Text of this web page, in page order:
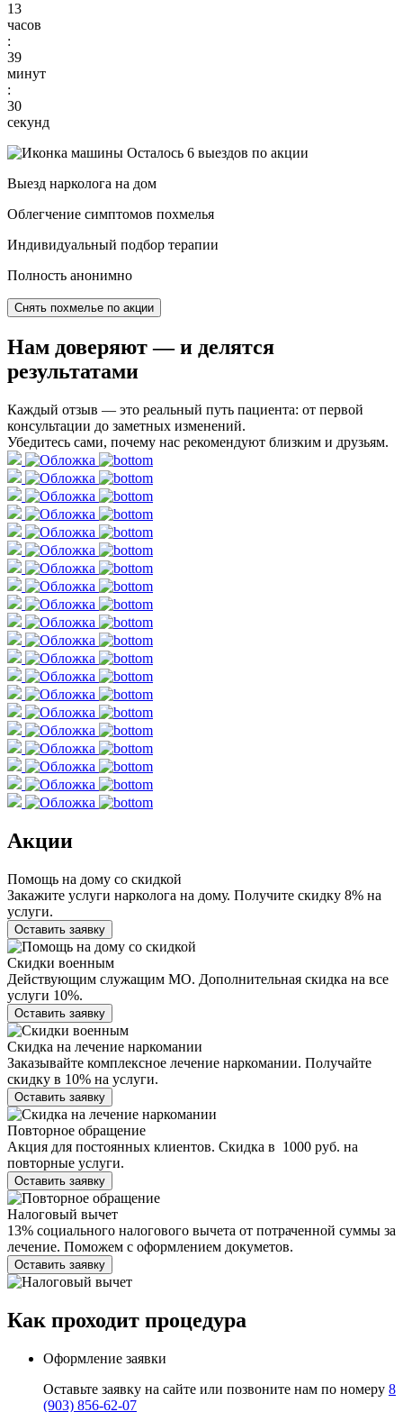
13
часов
:
39
минут
:
29
секунд
Осталось 6 выездов по акции
Выезд нарколога на дом
Облегчение симптомов похмелья
Индивидуальный подбор терапии
Полность анонимно
Снять похмелье по акции
Нам доверяют— и делятся
результатами
Каждый отзыв — это реальный путь пациента: от первой
консультации до заметных изменений.
Убедитесь сами, почему нас рекомендуют близким и друзьям.
Акции
Помощь на дому со скидкой
Закажите услуги нарколога на дому. Получите скидку 8% на
услуги.
Оставить заявку
Скидки военным
Действующим служащим МО. Дополнительная скидка на все
услуги 10%.
Оставить заявку
Скидка на лечение наркомании
Заказывайте комплексное лечение наркомании. Получайте
скидку в 10% на услуги.
Оставить заявку
Повторное обращение
Акция для постоянных клиентов. Скидка в 1000 руб. на
повторные услуги.
Оставить заявку
Налоговый вычет
13% социального налогового вычета от потраченной суммы за
лечение. Поможем с оформлением докуметов.
Оставить заявку
Как проходит процедура
Оформление заявки
Оставьте заявку на сайте или позвоните нам по номеру 8
(903) 856-62-07